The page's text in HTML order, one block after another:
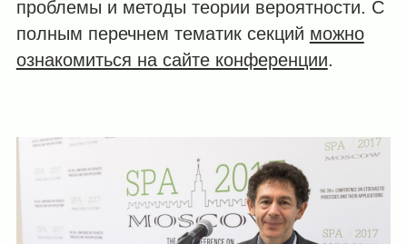
проблемы и методы теории вероятности. С
полным перечнем тематик секций можно
ознакомиться на сайте конференции.